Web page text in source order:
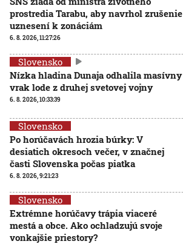
prostredia Tarabu, aby navrhol zrušenie
uznesení k zonáciám
6. 8. 2026, 11:27:26
Slovensko
Nízka hladina Dunaja odhalila masívny
vrak lode z druhej svetovej vojny
6. 8. 2026, 10:33:39
Slovensko
Po horúčavách hrozia búrky: V
desiatich okresoch večer, v značnej
časti Slovenska počas piatka
6. 8. 2026, 9:21:23
Slovensko
Extrémne horúčavy trápia viaceré
mestá a obce. Ako ochladzujú svoje
vonkajšie priestory?